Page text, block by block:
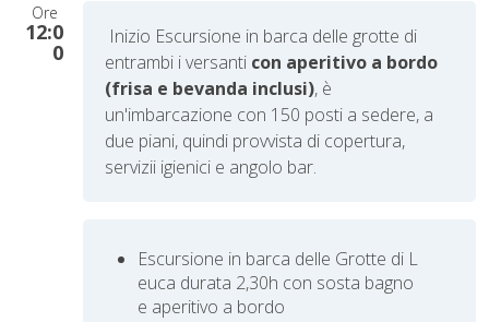
Ore
12:0
0
Inizio Escursione in barca delle grotte di
entrambi i versanti con aperitivo a bordo
(frisa e bevanda inclusi), è
un'imbarcazione con 150 posti a sedere, a
due piani, quindi provvista di copertura,
servizii igienici e angolo bar.
Escursione in barca delle Grotte di L
euca durata 2,30h con sosta bagno
e aperitivo a bordo